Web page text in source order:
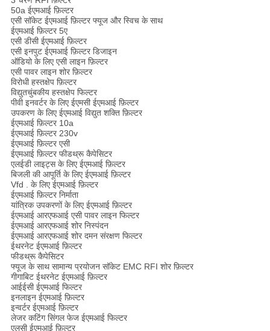
50a ईएमआई फ़िल्टर
एसी सॉकेट ईएमआई फ़िल्टर फ्यूज और स्विच के साथ
ईएमआई फ़िल्टर 5ए
एसी डीसी ईएमआई फ़िल्टर
एसी इनपुट ईएमआई फ़िल्टर डिजाइन
ऑडियो के लिए एसी लाइन फ़िल्टर
एसी पावर लाइन शोर फ़िल्टर
विरोधी हस्तक्षेप फ़िल्टर
विद्युतचुंबकीय हस्तक्षेप फिल्टर
पीवी इनवर्टर के लिए ईएमसी ईएमआई फ़िल्टर
उपकरण के लिए ईएमआई विद्युत शक्ति फ़िल्टर
ईएमआई फ़िल्टर 10a
ईएमआई फ़िल्टर 230v
ईएमआई फ़िल्टर एसी
ईएमआई फ़िल्टर फीडथ्रू कैपेसिटर
एलईडी लाइट्स के लिए ईएमआई फ़िल्टर
बिजली की आपूर्ति के लिए ईएमआई फ़िल्टर
Vfd . के लिए ईएमआई फ़िल्टर
ईएमआई फ़िल्टर निर्माता
यांत्रिक उपकरणों के लिए ईएमआई फ़िल्टर
ईएमआई आरएफआई एसी पावर लाइन फिल्टर
ईएमआई आरएफआई शोर निस्पंदन
ईएमआई आरएफआई शोर दमन संरक्षण फिल्टर
ईथरनेट ईएमआई फ़िल्टर
फीडथ्रू कैपेसिटर
फ्यूज के साथ सामान्य प्रयोजन सॉकेट EMC RFI शोर फ़िल्टर
गीगाबिट ईथरनेट ईएमआई फ़िल्टर
आईईसी ईएमआई फिल्टर
इनलाइन ईएमआई फ़िल्टर
इन्वर्टर ईएमआई फ़िल्टर
लेजर कटिंग सिंगल फेज ईएमआई फिल्टर
एलसी ईएमआई फ़िल्टर